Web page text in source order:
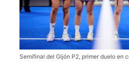
Semifinal del Gijón P2, primer duelo en